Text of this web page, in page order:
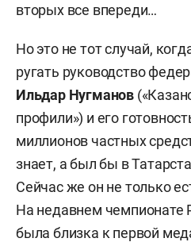
вторых все впереди…
Но это не тот случай,
ругать руководство
Ильдар Нугманов
профили») и его
миллионов частных
знает, а был бы в
Сейчас же он не только
На недавнем чемпионате
была близка к первой